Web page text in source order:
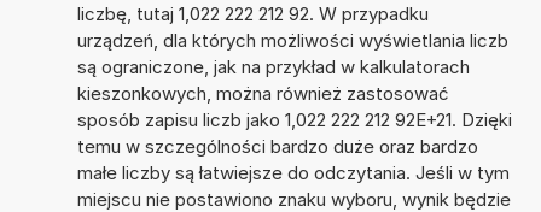
liczbę, tutaj 1,022 222 212 92. W przypadku
urządzeń, dla których możliwości wyświetlania liczb
są ograniczone, jak na przykład w kalkulatorach
kieszonkowych, można również zastosować
sposób zapisu liczb jako 1,022 222 212 92E+21. Dzięki
temu w szczególności bardzo duże oraz bardzo
małe liczby są łatwiejsze do odczytania. Jeśli w tym
miejscu nie postawiono znaku wyboru, wynik będzie